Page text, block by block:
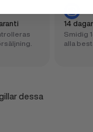
14
Smidig
alla
dessa